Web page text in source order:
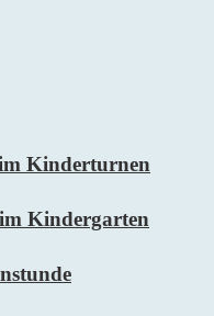
im Kinderturnen
Kindergarten